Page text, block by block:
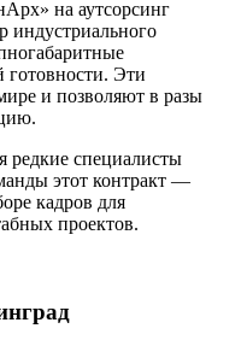
на аутсорсинг
готовности. Эти
и позволяют в разы
редкие специалисты
этот контракт —
кадров для
проектов.